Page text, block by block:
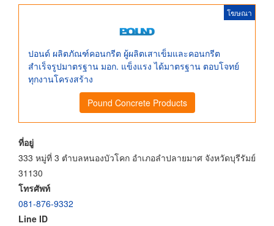
โฆษณา
ปอนด์ ผลิตภัณฑ์คอนกรีต ผู้ผลิตเสาเข็มและคอนกรีต
สำเร็จรูปมาตรฐาน มอก. แข็งแรง ได้มาตรฐาน ตอบโจทย์
ทุกงานโครงสร้าง
Pound Concrete Products
ที่อยู่
333 หมู่ที่ 3 ตำบลหนองบัวโคก อำเภอลำปลายมาศ จังหวัดบุรีรัมย์
31130
โทรศัพท์
081-876-9332
Line ID